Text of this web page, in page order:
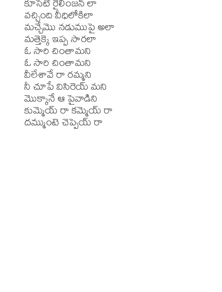
వచ్చింది వీధిలోకిలా
మచ్చేమొ నడుముపై అలా
మత్తెక్కె ఇప్ప సారలా
ఓ సారి చింతామని
ఓ సారి చింతామని
వీలేశావే రా రమ్మని
నీ చూపే విసిరెయ్ మని
మొక్కానే ఆ పైవాడిని
కుమ్మెయ్ రా కమ్మెయ్ రా
దమ్ముంటె చెప్పెయ్ రా